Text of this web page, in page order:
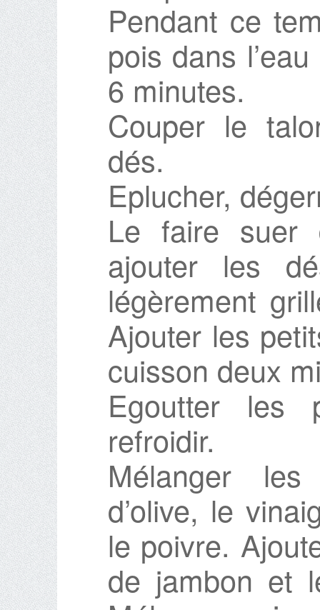
Pendant ce
pois dans
6 minutes.
Couper le
dés.
Eplucher,
Le faire suer
ajouter les
légèrement
Ajouter les
cuisson deux
Egoutter les
refroidir.
Mélanger
d’olive, le
le poivre.
de jambon et